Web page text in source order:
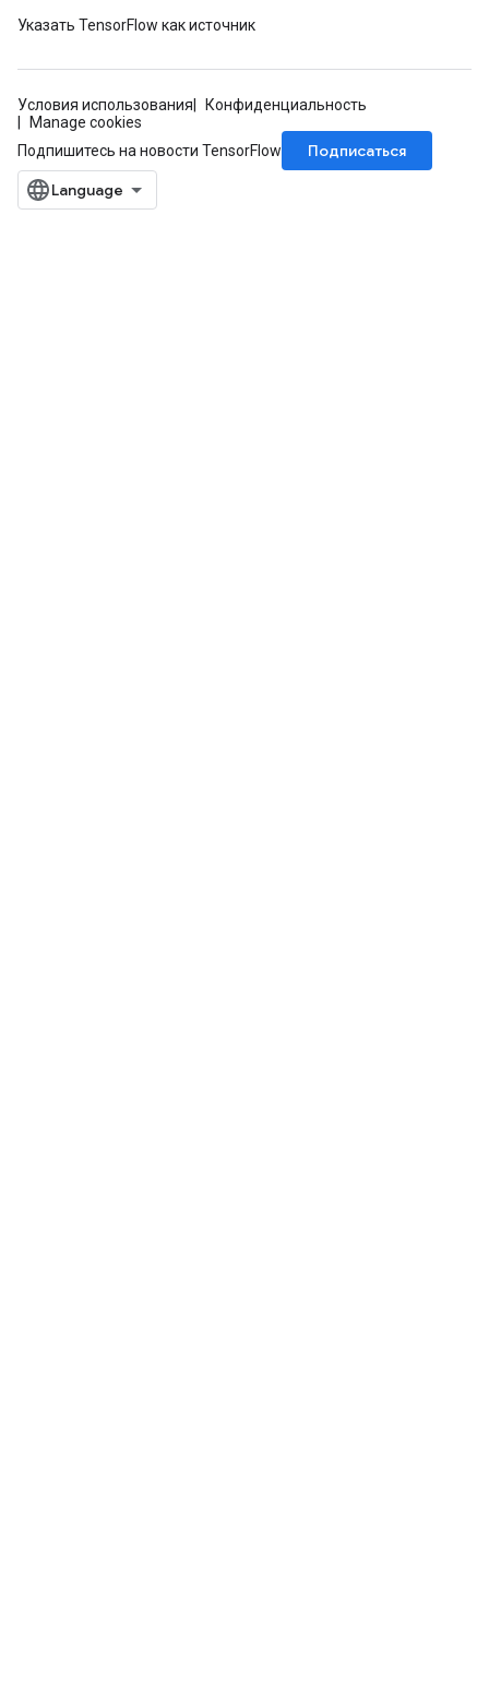
Указать TensorFlow как источник
Условия использования
Конфиденциальность
Manage cookies
Подпишитесь на новости TensorFlow
Подписаться